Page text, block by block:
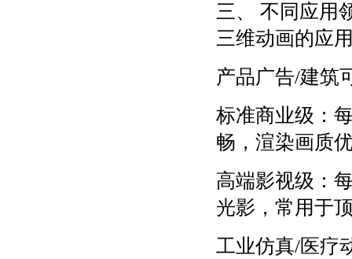
三、 不同应用
三维动画的应
产品广告/建筑
标准商业级：
畅，渲染画质
高端影视级：
光影，常用于
工业仿真/医疗